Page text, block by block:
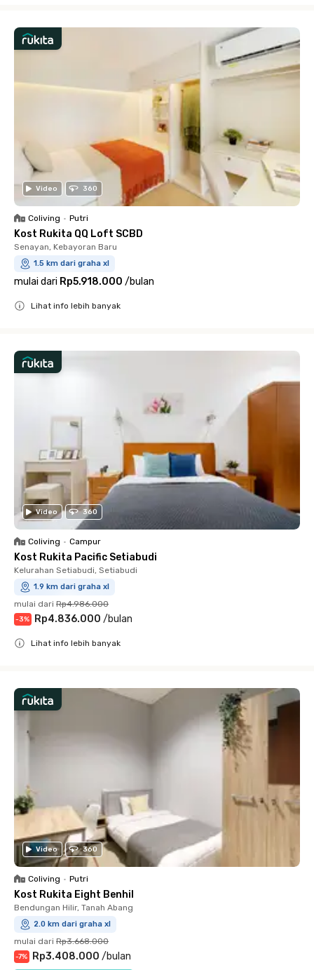
Video 360
Coliving • Putri
Kost Rukita QQ Loft SCBD
Senayan, Kebayoran Baru
1.5 km dari graha xl
mulai dari Rp5.918.000 /bulan
Lihat info lebih banyak
Video 360
Coliving • Campur
Kost Rukita Pacific Setiabudi
Kelurahan Setiabudi, Setiabudi
1.9 km dari graha xl
mulai dari Rp4.986.000
-3% Rp4.836.000 /bulan
Lihat info lebih banyak
Video 360
Coliving • Putri
Kost Rukita Eight Benhil
Bendungan Hilir, Tanah Abang
2.0 km dari graha xl
mulai dari Rp3.668.000
-7% Rp3.408.000 /bulan